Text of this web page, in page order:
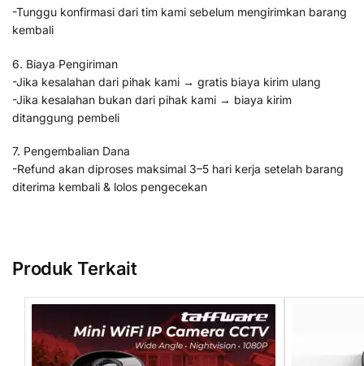
-Tunggu konfirmasi dari tim kami sebelum mengirimkan barang
kembali
6. Biaya Pengiriman
-Jika kesalahan dari pihak kami → gratis biaya kirim ulang
-Jika kesalahan bukan dari pihak kami → biaya kirim
ditanggung pembeli
7. Pengembalian Dana
-Refund akan diproses maksimal 3–5 hari kerja setelah barang
diterima kembali & lolos pengecekan
Produk Terkait